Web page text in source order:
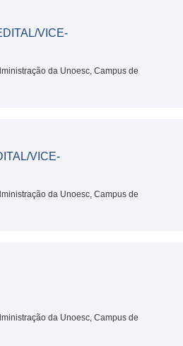
VICE-
da Unoesc, Campus de
VICE-
da Unoesc, Campus de
da Unoesc, Campus de